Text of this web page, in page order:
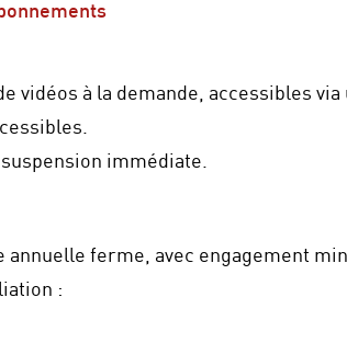
vidéos à la demande, accessibles
immédiate.
ferme, avec engagement
: